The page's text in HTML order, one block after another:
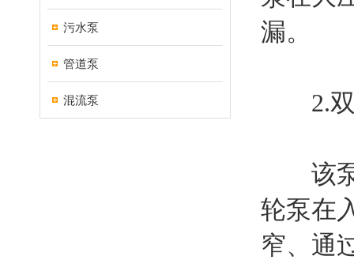
污水泵
管道泵
混流泵
漏。
2.双
该泵
轮泵在
窄、通